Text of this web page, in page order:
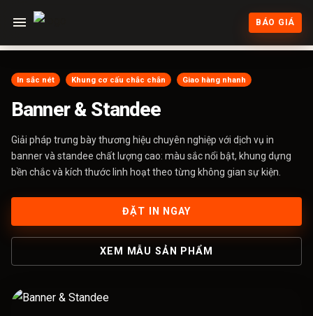
BÁO GIÁ
In sắc nét Khung cơ cấu chắc chắn Giao hàng nhanh
Banner & Standee
Giải pháp trưng bày thương hiệu chuyên nghiệp với dịch vụ in
banner và standee chất lượng cao: màu sắc nổi bật, khung dựng
bền chắc và kích thước linh hoạt theo từng không gian sự kiện.
ĐẶT IN NGAY
XEM MẪU SẢN PHẨM